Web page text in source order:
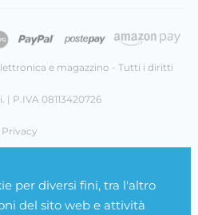
per diversi fini, tra l'altro
del sito web e attività
e magazzino - Tutti i diritti
| P.IVA 08113420726
Privacy
Cookie